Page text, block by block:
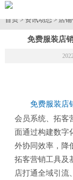
首页>资讯动态>店
免费服装店
免费服装店
会员系统、拓客
面通过构建数字
外协同效率，降
拓客营销工具及
店打通全域引流